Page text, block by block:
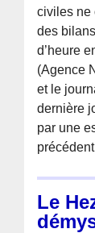
civiles ne
des
d’heure
(Agence
et le
dernière
par une
Le